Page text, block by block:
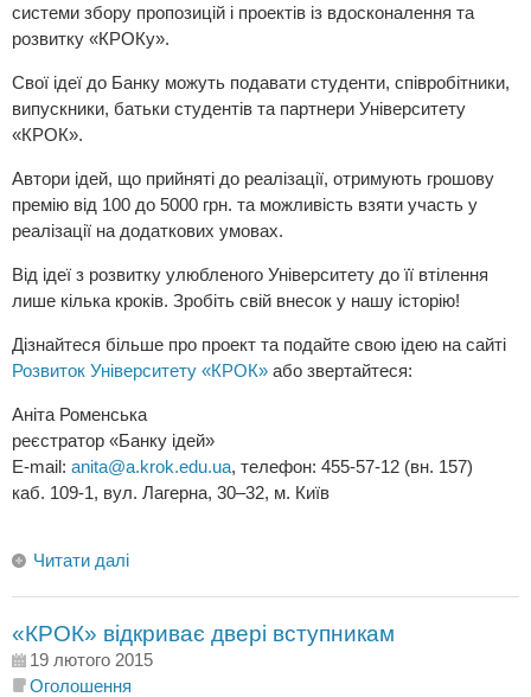
системи збору пропозицій і проектів із вдосконалення та
розвитку «КРОКу».
Свої ідеї до Банку можуть подавати студенти, співробітники,
випускники, батьки студентів та партнери Університету
«КРОК».
Автори ідей, що прийняті до реалізації, отримують грошову
премію від 100 до 5000 грн. та можливість взяти участь у
реалізації на додаткових умовах.
Від ідеї з розвитку улюбленого Університету до її втілення
лише кілька кроків. Зробіть свій внесок у нашу історію!
Дізнайтеся більше про проект та подайте свою ідею на сайті
Розвиток Університету «КРОК» або звертайтеся:
Аніта Роменська
реєстратор «Банку ідей»
E-mail: anita@a.krok.edu.ua, телефон: 455-57-12 (вн. 157)
каб. 109-1, вул. Лагерна, 30–32, м. Київ
Читати далі
«КРОК» відкриває двері вступникам
19 лютого 2015
Оголошення